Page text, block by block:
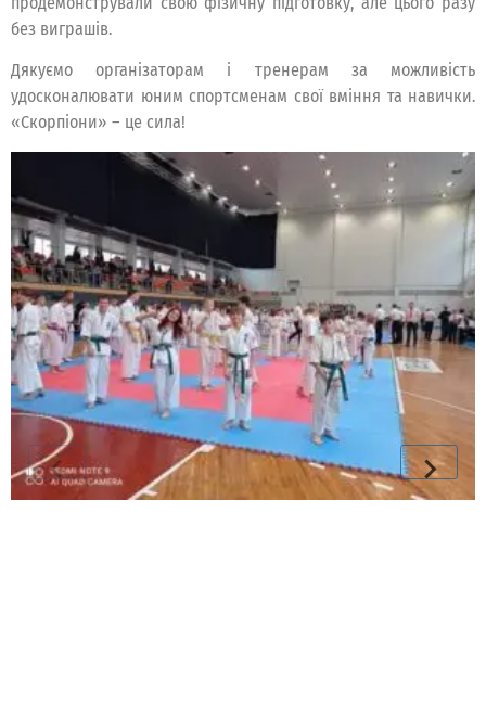
без виграшів.
Дякуємо організаторам і тренерам за можливість
удосконалювати юним спортсменам свої вміння та навички.
«Скорпіони» – це сила!